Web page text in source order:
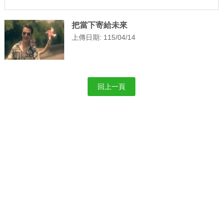
把當下寄給未來
上傳日期: 115/04/14
回上一頁